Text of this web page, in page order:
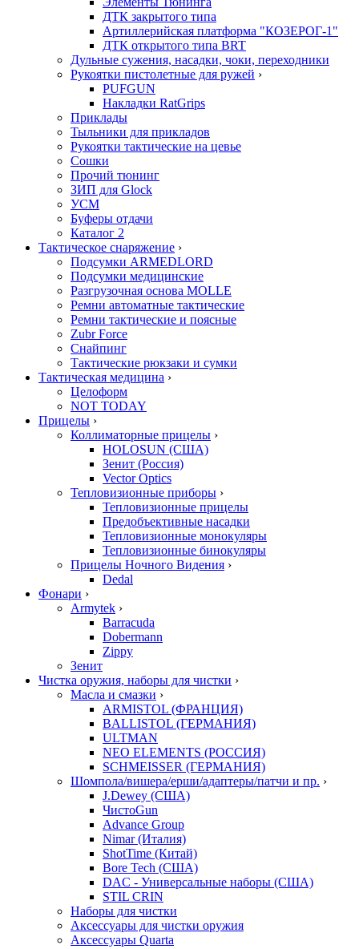
ДТК закрытого типа
Артиллерийская платформа "КОЗЕРОГ-1"
ДТК открытого типа BRT
Дульные сужения, насадки, чоки, переходники
Рукоятки пистолетные для ружей ›
PUFGUN
Накладки RatGrips
Приклады
Тыльники для прикладов
Рукоятки тактические на цевье
Сошки
Прочий тюнинг
ЗИП для Glock
УСМ
Буферы отдачи
Каталог 2
Тактическое снаряжение ›
Подсумки ARMEDLORD
Подсумки медицинские
Разгрузочная основа MOLLE
Ремни автоматные тактические
Ремни тактические и поясные
Zubr Force
Снайпинг
Тактические рюкзаки и сумки
Тактическая медицина ›
Целоформ
NOT TODAY
Прицелы ›
Коллиматорные прицелы ›
HOLOSUN (США)
Зенит (Россия)
Vector Optics
Тепловизионные приборы ›
Тепловизионные прицелы
Предобъективные насадки
Тепловизионные монокуляры
Тепловизионные бинокуляры
Прицелы Ночного Видения ›
Dedal
Фонари ›
Armytek ›
Barracuda
Dobermann
Zippy
Зенит
Чистка оружия, наборы для чистки ›
Масла и смазки ›
ARMISTOL (ФРАНЦИЯ)
BALLISTOL (ГЕРМАНИЯ)
ULTMAN
NEO ELEMENTS (РОССИЯ)
SCHMEISSER (ГЕРМАНИЯ)
Шомпола/вишера/ерши/адаптеры/патчи и пр. ›
J.Dewey (США)
ЧистоGun
Advance Group
Nimar (Италия)
ShotTime (Китай)
Bore Tech (США)
DAC - Универсальные наборы (США)
STIL CRIN
Наборы для чистки
Аксессуары для чистки оружия
Аксессуары Quarta